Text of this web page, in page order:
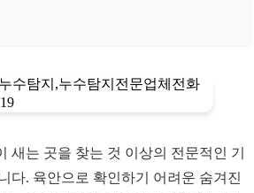
새는 곳을 찾는 것 이상의 전문적인 기
다. 육안으로 확인하기 어려운 숨겨진